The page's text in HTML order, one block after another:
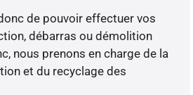
de pouvoir effectuer vos
débarras ou démolition
nous prenons en charge de la
et du recyclage des